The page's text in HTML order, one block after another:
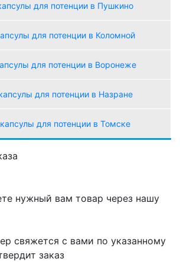
для потенции в Пушкино
для потенции в Коломной
для потенции в Воронеже
для потенции в Назране
для потенции в Томске
нужный вам товар через нашу
свяжется с вами по указанному
заказ